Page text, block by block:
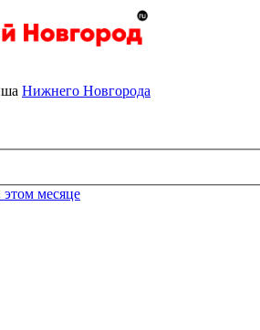
Нижнего Новгорода
этом месяце